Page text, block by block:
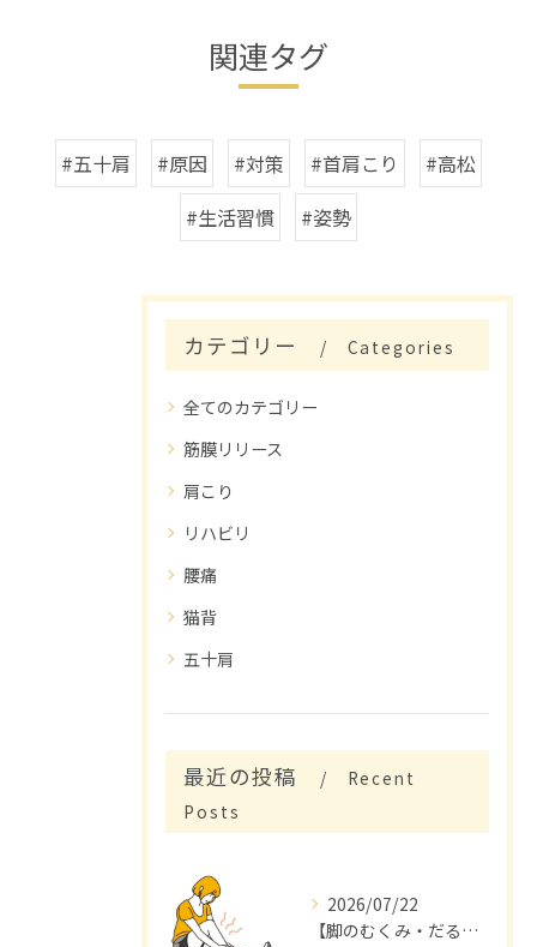
関連タグ
#五十肩 #原因 #対策 #首肩こり
#高松
#生活習慣
#姿勢
カテゴリー Categories
全てのカテゴリー
筋膜リリース
肩こり
リハビリ
腰痛
猫背
五十肩
最近の投稿
Recent
Posts
2026/07/22
【脚のむくみ・だるさを感じていませんか？】